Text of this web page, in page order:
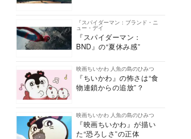
『スパイダーマン：ブランド・ニ
ュー・デイ
『スパイダーマン：
BND』の“夏休み感”
映画ちいかわ 人魚の島のひみつ
『ちいかわ』の怖さは“食
物連鎖からの追放”？
映画ちいかわ 人魚の島のひみつ
『映画ちいかわ』が描い
た“恐ろしさ”の正体